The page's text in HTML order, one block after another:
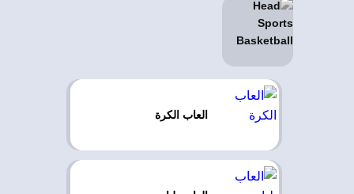
العاب الكرة